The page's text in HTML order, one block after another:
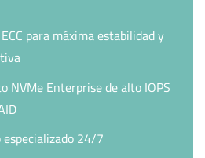
para máxima estabilidad y
NVMe Enterprise de alto IOPS
24/7